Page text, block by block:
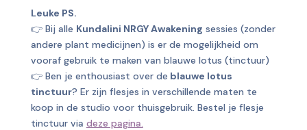
Leuke PS.
👉 Bij alle Kundalini NRGY Awakening sessies (zonder
andere plant medicijnen) is er de mogelijkheid om
vooraf gebruik te maken van blauwe lotus (tinctuur)
👉 Ben je enthousiast over de blauwe lotus
tinctuur? Er zijn flesjes in verschillende maten te
koop in de studio voor thuisgebruik. Bestel je flesje
tinctuur via deze pagina.